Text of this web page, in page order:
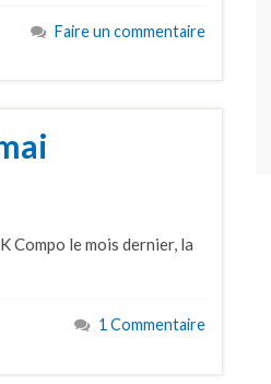
Faire un commentaire
Compo le mois dernier, la
1 Commentaire